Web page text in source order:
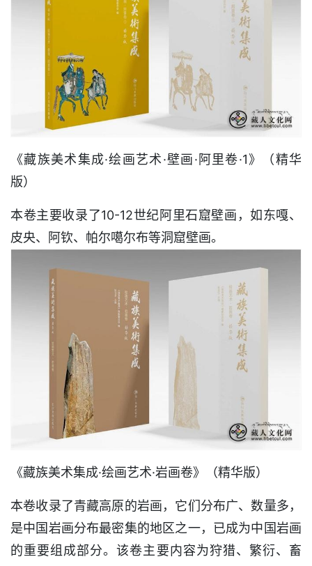
《藏族美术集成·绘画艺术·壁画·阿里卷·1》（精华
版）
本卷主要收录了10-12世纪阿里石窟壁画，如东嘎、
皮央、阿钦、帕尔噶尔布等洞窟壁画。
《藏族美术集成·绘画艺术·岩画卷》（精华版）
本卷收录了青藏高原的岩画，它们分布广、数量多，
是中国岩画分布最密集的地区之一，已成为中国岩画
的重要组成部分。该卷主要内容为狩猎、繁衍、畜